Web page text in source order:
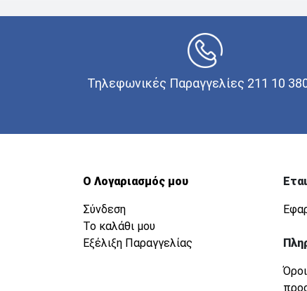
Τηλεφωνικές Παραγγελίες 211 10
Ο Λογαριασμός μου
Σύνδεση
Το καλάθι μου
Εξέλιξη Παραγγελίας